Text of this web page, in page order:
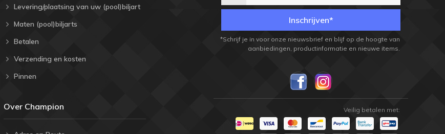
Levering/plaatsing van uw (pool)biljart
Maten (pool)biljarts
Betalen
Verzending en kosten
Pinnen
Over Champion
Inschrijven*
*Schrijf je in voor onze nieuwsbrief en blijf op de hoogte van
aanbiedingen, productinformatie en nieuwe items.
Veilig betalen met: